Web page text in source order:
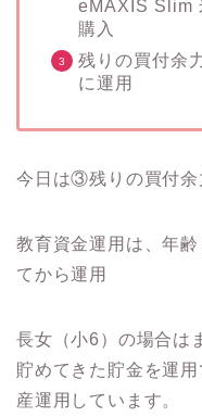
eMAXIS Slim
購入
残りの買付余
に運用
今日は③残りの買付余
教育資金運用は、年
てから運用
長女（小6）の場合は
貯めてきた貯金を運
産運用しています。